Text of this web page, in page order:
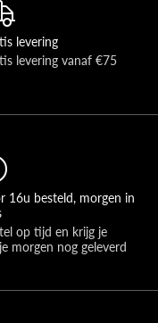
levering
levering vanaf €75
16u besteld, morgen in
op tijd en krijg je
morgen nog geleverd